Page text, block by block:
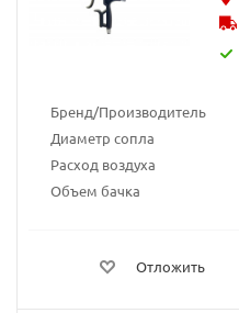
Бренд/Производитель
Диаметр сопла
Расход воздуха
Объем бачка
Отложить